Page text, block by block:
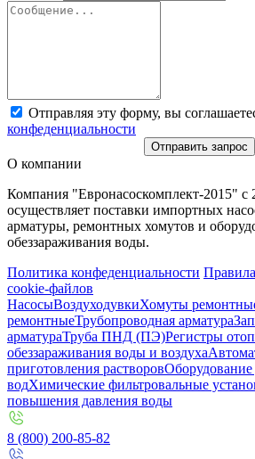
Отправляя эту форму, вы
конфеденциальности
Отправить запрос
О компании
Компания "Евронасоскомплект-2015" с
осуществляет поставки импортных
арматуры, ремонтных хомутов и
обеззараживания воды.
Политика конфеденциальности
cookie-файлов
НасосыВоздуходувкиХомуты
ремонтныеТрубопроводная арматура
арматураТруба ПНД (ПЭ)Регистры
обеззараживания воды и воздуха
приготовления растворов
водХимические фильтровальные
повышения давления воды
8 (800) 200-85-82